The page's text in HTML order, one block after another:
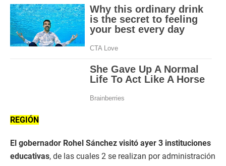
REGIÓN
El gobernador Rohel Sánchez visitó ayer 3 instituciones
educativas, de las cuales 2 se realizan por administración